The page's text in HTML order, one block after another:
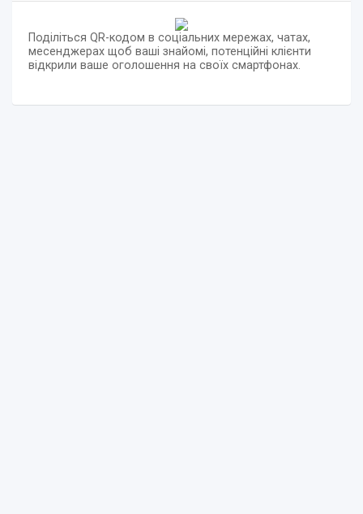
Поділіться QR-кодом в соціальних мережах, чатах,
месенджерах щоб ваші знайомі, потенційні клієнти
відкрили ваше оголошення на своїх смартфонах.